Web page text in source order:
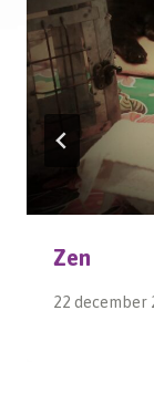
Zen
22 december